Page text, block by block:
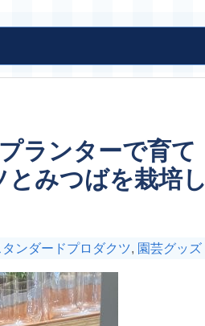
ランターで育て
みつばを栽培し
タンダードプロダクツ, 園芸グッズ